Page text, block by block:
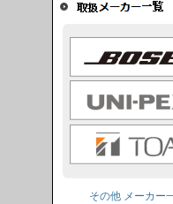
その他 メーカー